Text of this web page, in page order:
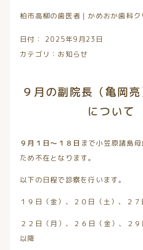
柏市高柳の歯医者｜かめおか歯科ク
日付： 2025年9月23日
カテゴリ： お知らせ
９月の副院長（亀岡
について
９月１日～１８日 まで小笠原諸島
ため不在となります。
以下の日程で診察を行います。
１９日（金）、２０日（土）、２
２２日（月）、２６日（金）、２
以降